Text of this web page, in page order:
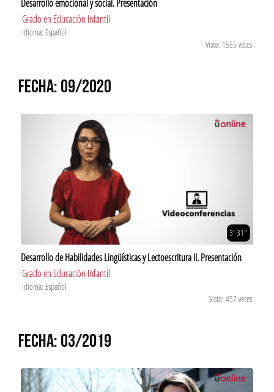
Desarrollo emocional y social. Presentación
Grado en Educación Infantil
Idioma: Español
Visto: 1555 veces
FECHA: 09/2020
3' 31''
Desarrollo de Habilidades Lingüísticas y Lectoescritura II. Presentación
Grado en Educación Infantil
Idioma: Español
Visto: 457 veces
FECHA: 03/2019